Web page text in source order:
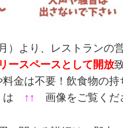
）より、レストランの
ースペースとして開放
料金は不要！飲食物の持
は ↑↑ 画像をご覧くだ